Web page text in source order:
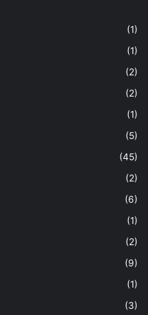
(1)
(1)
(2)
(2)
(1)
(5)
(45)
(2)
(6)
(1)
(2)
(9)
(1)
(3)